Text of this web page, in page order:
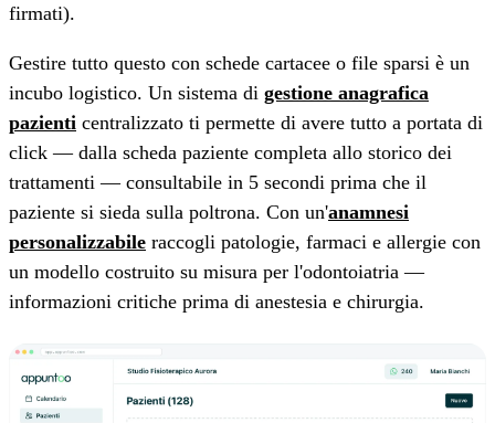
firmati).
Gestire tutto questo con schede cartacee o file sparsi è un
incubo logistico. Un sistema di gestione anagrafica
pazienti centralizzato ti permette di avere tutto a portata di
click — dalla scheda paziente completa allo storico dei
trattamenti — consultabile in 5 secondi prima che il
paziente si sieda sulla poltrona. Con un'anamnesi
personalizzabile raccogli patologie, farmaci e allergie con
un modello costruito su misura per l'odontoiatria —
informazioni critiche prima di anestesia e chirurgia.